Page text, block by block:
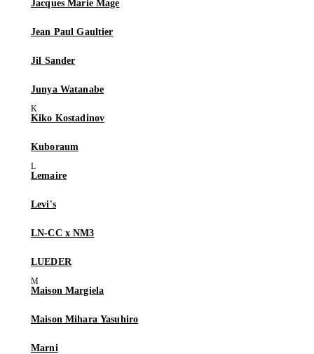
Jacques Marie Mage
Jean Paul Gaultier
Jil Sander
Junya Watanabe
Kiko Kostadinov
Kuboraum
Lemaire
Levi's
LN-CC x NM3
LUEDER
Maison Margiela
Maison Mihara Yasuhiro
Marni